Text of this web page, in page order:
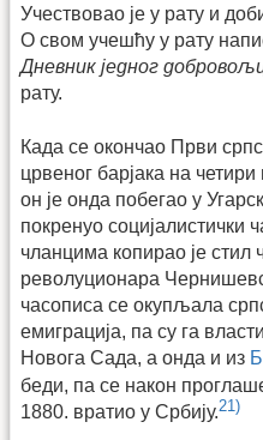
Учествовао је у рату и
О свом учешћу у рату
Дневник једног
рату.
Када се окончао Први
црвеног барјака на четири
он је онда побегао у
покренуо социјалистички
чланцима копирао је стил
револуционара
часописа се окупљала
емиграција, па су га
Новога Сада, а онда и из
беди, па се након
1880. вратио у Србију.21)